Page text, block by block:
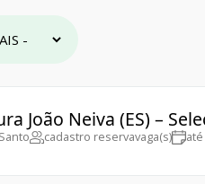
João Neiva (ES) –
cadastro reservavaga(s)